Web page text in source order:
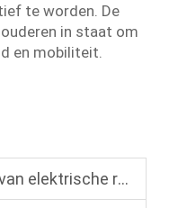
te worden. De
in staat om
en mobiliteit.
veiligheidskenmerken en comforttips